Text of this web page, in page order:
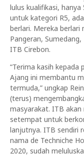
lulus kualifikasi,
untuk kategori R5,
berlari. Mereka berlari
Pangeran,
ITB Cirebon.
“Terima kasih
Ajang ini membantu
termuda,” ungkap
(terus)
masyarakat. ITB
setempat untuk
lanjutnya. ITB sendiri
nama de Techniche
2020, sudah